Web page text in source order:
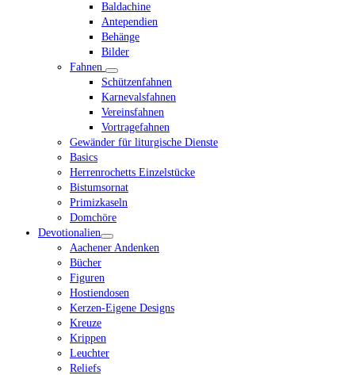
Baldachine
Antependien
Behänge
Bilder
Fahnen
Schützenfahnen
Karnevalsfahnen
Vereinsfahnen
Vortragefahnen
Gewänder für liturgische Dienste
Basics
Herrenrochetts Einzelstücke
Bistumsornat
Primizkaseln
Domchöre
Devotionalien
Aachener Andenken
Bücher
Figuren
Hostiendosen
Kerzen-Eigene Designs
Kreuze
Krippen
Leuchter
Reliefs